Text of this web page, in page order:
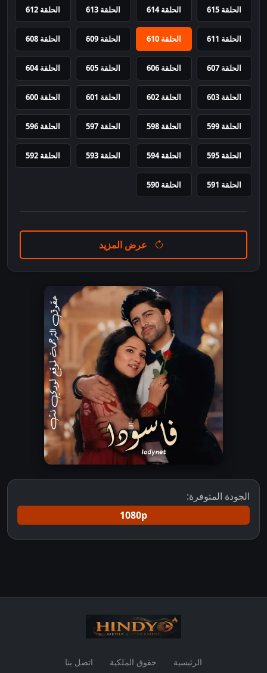
الحلقة 615 الحلقة 614 الحلقة 613 الحلقة 612
الحلقة 611 الحلقة 610 الحلقة 609 الحلقة 608
الحلقة 607 الحلقة 606 الحلقة 605 الحلقة 604
الحلقة 603 الحلقة 602 الحلقة 601 الحلقة 600
الحلقة 599 الحلقة 598 الحلقة 597 الحلقة 596
الحلقة 595 الحلقة 594 الحلقة 593 الحلقة 592
الحلقة 591 الحلقة 590
عرض المزيد
الجودة المتوفرة:
1080p
الرئيسية حقوق الملكية اتصل بنا